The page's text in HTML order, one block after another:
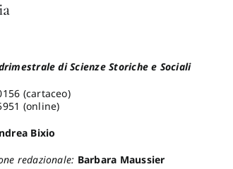
di Scienze Storiche e Sociali
(cartaceo)
(online)
Bixio
redazionale: Barbara Maussier